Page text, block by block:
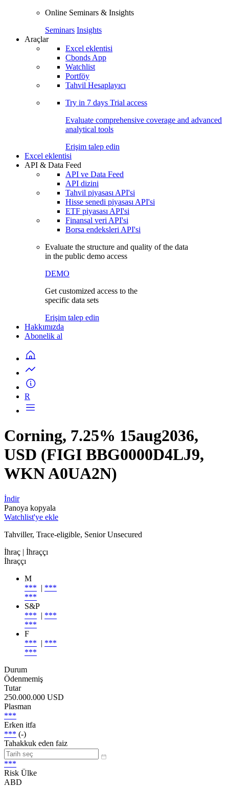
Online Seminars & Insights
Seminars Insights
Araçlar
Excel eklentisi
Cbonds App
Watchlist
Portföy
Tahvil Hesaplayıcı
Try in 7 days Trial access
Evaluate comprehensive coverage and advanced
analytical tools
Erişim talep edin
Excel eklentisi
API & Data Feed
API ve Data Feed
API dizini
Tahvil piyasası API'si
Hisse senedi piyasası API'si
ETF piyasası API'si
Finansal veri API'si
Borsa endeksleri API'si
Evaluate the structure and quality of the data
in the public demo access
DEMO
Get customized access to the
specific data sets
Erişim talep edin
Hakkımızda
Abonelik al
R
Corning, 7.25% 15aug2036,
USD (FIGI BBG0000D4LJ9,
WKN A0UA2N)
İndir
Panoya kopyala
Watchlist'ye ekle
Tahviller, Trace-eligible, Senior Unsecured
İhraç | İhraççı
İhraççı
M
*** | ***
***
S&P
*** | ***
***
F
*** | ***
***
Durum
Ödenmemiş
Tutar
250.000.000 USD
Plasman
***
Erken itfa
*** (-)
Tahakkuk eden faiz
***
Risk Ülke
ABD